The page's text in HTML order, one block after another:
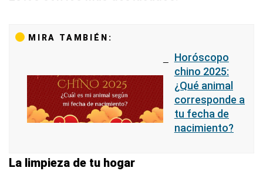
MIRA TAMBIÉN:
Horóscopo
chino 2025:
¿Qué animal
corresponde a
tu fecha de
nacimiento?
La limpieza de tu hogar